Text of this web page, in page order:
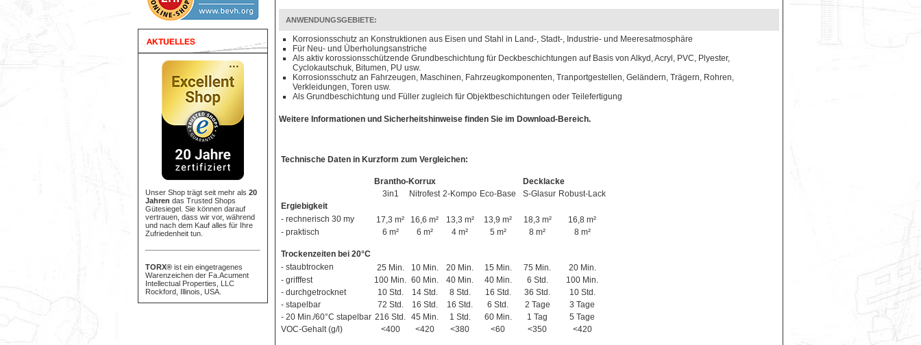
Unser Shop trägt seit mehr als 20
Jahren das Trusted Shops
Gütesiegel. Sie können darauf
vertrauen, dass wir vor, während
und nach dem Kauf alles für Ihre
Zufriedenheit tun.
TORX® ist ein eingetragenes
Warenzeichen der Fa.Acument
Intellectual Properties, LLC
Rockford, Illinois, USA.
ANWENDUNGSGEBIETE:
Korrosionsschutz an Konstruktionen aus Eisen und Stahl in Land-, Stadt-, Industrie- und Meeresatmosphäre
Für Neu- und Überholungsanstriche
Als aktiv korossionsschützende Grundbeschichtung für Deckbeschichtungen auf Basis von Alkyd, Acryl, PVC, Plyester,
Cyclokautschuk, Bitumen, PU usw.
Korrosionsschutz an Fahrzeugen, Maschinen, Fahrzeugkomponenten, Tranportgestellen, Geländern, Trägern, Rohren,
Verkleidungen, Toren usw.
Als Grundbeschichtung und Füller zugleich für Objektbeschichtungen oder Teilefertigung
Weitere Informationen und Sicherheitshinweise finden Sie im Download-Bereich.
Technische Daten in Kurzform zum Vergleichen:
Brantho-Korrux
Decklacke
3in1
Nitrofest 2-Kompo Eco-Base S-Glasur Robust-Lack
Ergiebigkeit
- rechnerisch 30 my
17,3 m² 16,6 m² 13,3 m² 13,9 m² 18,3 m²
16,8 m²
- praktisch
6 m² 6 m² 4 m² 5 m² 8 m² 8 m²
Trockenzeiten bei 20°C
- staubtrocken
25 Min. 10 Min. 20 Min. 15 Min. 75 Min.
20 Min.
- grifffest
100 Min. 60 Min. 40 Min. 40 Min. 6 Std.
100 Min.
- durchgetrocknet
10 Std. 14 Std. 8 Std. 16 Std. 36 Std.
10 Std.
- stapelbar
72 Std. 16 Std. 16 Std. 6 Std. 2 Tage
3 Tage
- 20 Min./60°C stapelbar 216 Std. 45 Min. 1 Std. 60 Min. 1 Tag
5 Tage
VOC-Gehalt (g/l)
<400 <420 <380 <60 <350 <420